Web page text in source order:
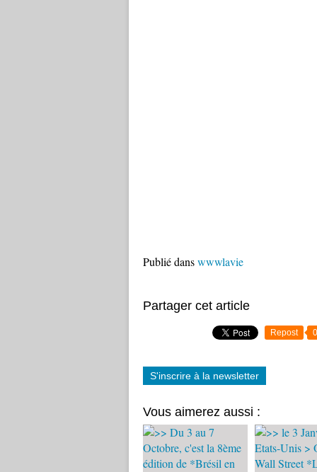
Publié danswwwlavie
Partager cet article
Repost 0
S'inscrire à la newsletter
Vous aimerez aussi :